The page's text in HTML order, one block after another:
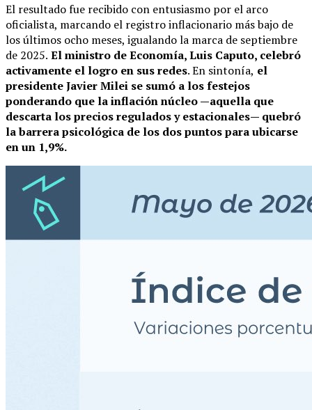
El resultado fue recibido con entusiasmo por el arco
oficialista, marcando el registro inflacionario más bajo de
los últimos ocho meses, igualando la marca de septiembre
de 2025. El ministro de Economía, Luis Caputo, celebró
activamente el logro en sus redes.En sintonía, el
presidente Javier Milei se sumó a los festejos
ponderando que la inflación núcleo —aquella que
descarta los precios regulados y estacionales— quebró
la barrera psicológica de los dos puntos para ubicarse
en un 1,9%.